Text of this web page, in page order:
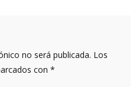
no será publicada. Los
con *